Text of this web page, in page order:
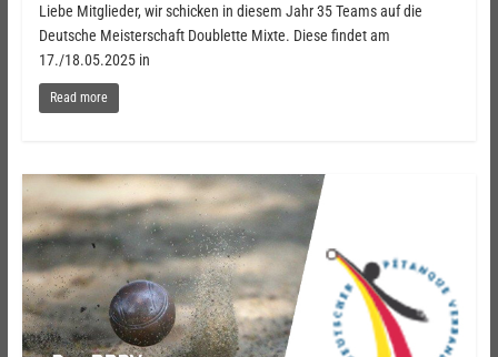
Liebe Mitglieder, wir schicken in diesem Jahr 35 Teams auf die
Deutsche Meisterschaft Doublette Mixte. Diese findet am
17./18.05.2025 in
Read more